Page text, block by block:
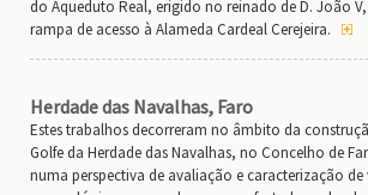
do Aqueduto Real, erigido no reinado de D. João
rampa de acesso à Alameda Cardeal Cerejeira.
Herdade das Navalhas, Faro
Estes trabalhos decorreram no âmbito da
Golfe da Herdade das Navalhas, no Concelho de
numa perspectiva de avaliação e caracterização de